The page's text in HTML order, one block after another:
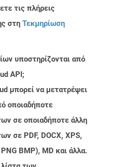
τις πλήρεις
στη Τεκμηρίωση
υποστηρίζονται από
API;
μπορεί να μετατρέψει
οποιαδήποτε
σε οποιαδήποτε άλλη
σε PDF, DOCX, XPS,
BMP), MD και άλλα.